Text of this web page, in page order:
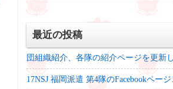
最近の投稿
団組織紹介、各隊の紹介ページを更新
17NSJ 福岡派遣 第4隊のFacebookペー